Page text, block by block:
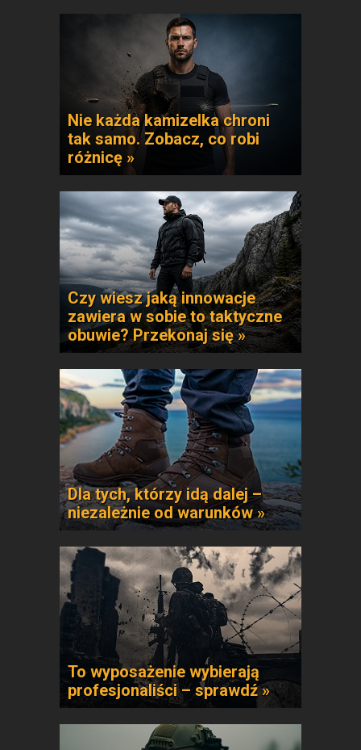
Nie każda kamizelka chroni
tak samo. Zobacz, co robi
różnicę »
Czy wiesz jaką innowacje
zawiera w sobie to taktyczne
obuwie? Przekonaj się »
Dla tych, którzy idą dalej –
niezależnie od warunków »
To wyposażenie wybierają
profesjonaliści – sprawdź »